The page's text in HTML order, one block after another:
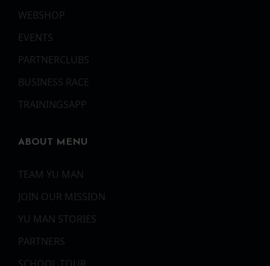
WEBSHOP
EVENTS
PARTNERCLUBS
BUSINESS RACE
TRAININGSAPP
ABOUT MENU
TEAM YU MAN
JOIN OUR MISSION
YU MAN STORIES
PARTNERS